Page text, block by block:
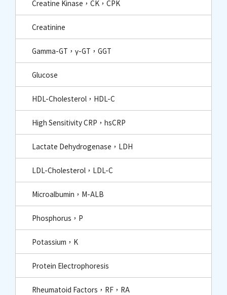
Creatine Kinase，CK，CPK
Creatinine
Gamma-GT，γ-GT，GGT
Glucose
HDL-Cholesterol，HDL-C
High Sensitivity CRP，hsCRP
Lactate Dehydrogenase，LDH
LDL-Cholesterol，LDL-C
Microalbumin，M-ALB
Phosphorus，P
Potassium，K
Protein Electrophoresis
Rheumatoid Factors，RF，RA